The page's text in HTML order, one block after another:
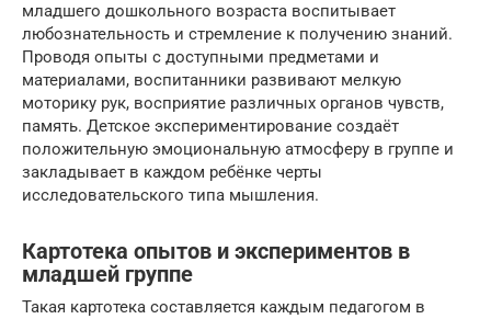
младшего дошкольного возраста воспитывает
любознательность и стремление к получению знаний.
Проводя опыты с доступными предметами и
материалами, воспитанники развивают мелкую
моторику рук, восприятие различных органов чувств,
память. Детское экспериментирование создаёт
положительную эмоциональную атмосферу в группе и
закладывает в каждом ребёнке черты
исследовательского типа мышления.
Картотека опытов и экспериментов в
младшей группе
Такая картотека составляется каждым педагогом в